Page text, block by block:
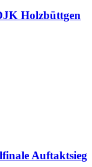
Holzbüttgen
Auftaktsieg